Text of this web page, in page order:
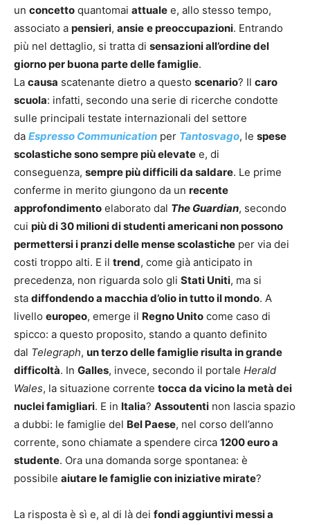
un concetto quantomai attuale e, allo stesso tempo,
associato a pensieri, ansie e preoccupazioni. Entrando
più nel dettaglio, si tratta di sensazioni all’ordine del
giorno per buona parte delle famiglie.
La causa scatenante dietro a questo scenario? Il caro
scuola: infatti, secondo una serie di ricerche condotte
sulle principali testate internazionali del settore
da Espresso Communication per Tantosvago, le spese
scolastiche sono sempre più elevate e, di
conseguenza, sempre più difficili da saldare. Le prime
conferme in merito giungono da un recente
approfondimento elaborato dal The Guardian, secondo
cui più di 30 milioni di studenti americani non possono
permettersi i pranzi delle mense scolastiche per via dei
costi troppo alti. E il trend, come già anticipato in
precedenza, non riguarda solo gli Stati Uniti, ma si
sta diffondendo a macchia d’olio in tutto il mondo. A
livello europeo, emerge il Regno Unito come caso di
spicco: a questo proposito, stando a quanto definito
dal Telegraph, un terzo delle famiglie risulta in grande
difficoltà. In Galles, invece, secondo il portale Herald
Wales, la situazione corrente tocca da vicino la metà dei
nuclei famigliari. E in Italia? Assoutenti non lascia spazio
a dubbi: le famiglie del Bel Paese, nel corso dell’anno
corrente, sono chiamate a spendere circa 1200 euro a
studente. Ora una domanda sorge spontanea: è
possibile aiutare le famiglie con iniziative mirate?
La risposta è sì e, al di là dei fondi aggiuntivi messi a